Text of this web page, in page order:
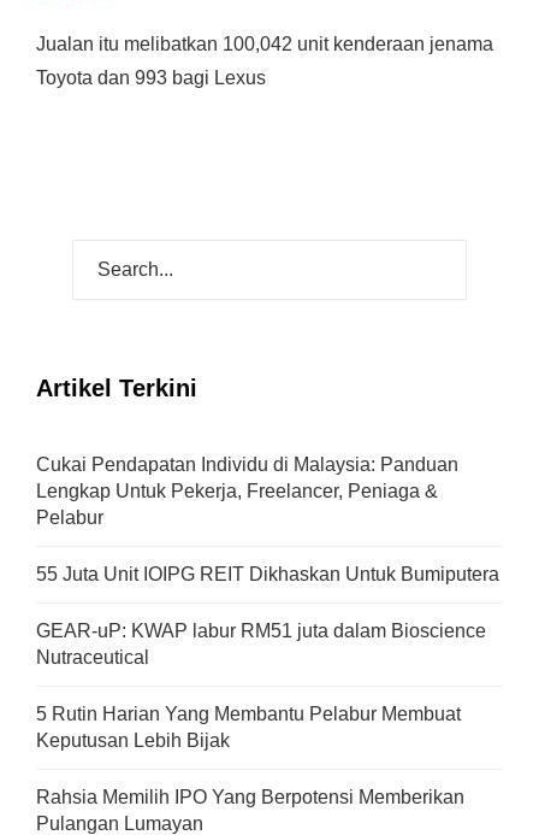
Jualan itu melibatkan 100,042 unit kenderaan jenama
Toyota dan 993 bagi Lexus
Artikel Terkini
Cukai Pendapatan Individu di Malaysia: Panduan
Lengkap Untuk Pekerja, Freelancer, Peniaga &
Pelabur
55 Juta Unit IOIPG REIT Dikhaskan Untuk Bumiputera
GEAR-uP: KWAP labur RM51 juta dalam Bioscience
Nutraceutical
5 Rutin Harian Yang Membantu Pelabur Membuat
Keputusan Lebih Bijak
Rahsia Memilih IPO Yang Berpotensi Memberikan
Pulangan Lumayan